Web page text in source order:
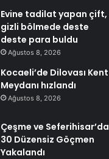
Evine tadilat yapan çift,
gizli bölmede deste
deste para buldu
Ağustos 8, 2026
Kocaeli’de Dilovası Kent
Meydanı hızlandı
Ağustos 8, 2026
Çeşme ve Seferihisar’da
30 Düzensiz Göçmen
Yakalandı